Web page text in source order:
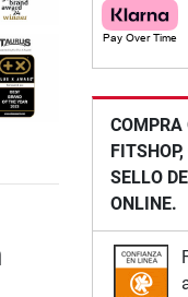
COMPRA
SELLO
ONLINE.